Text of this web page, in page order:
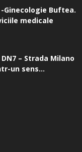
Ginecologie Buftea.
medicale
– Strada Milano
un sens...